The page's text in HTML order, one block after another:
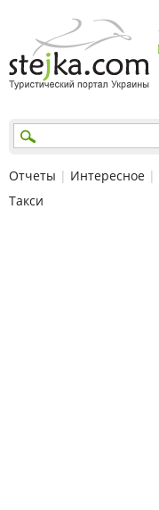
Отчеты | Интересное |
Такси